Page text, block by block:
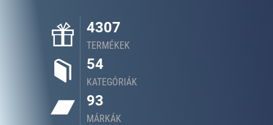
4307
TERMÉKEK
54
KATEGÓRIÁK
93
MÁRKÁK